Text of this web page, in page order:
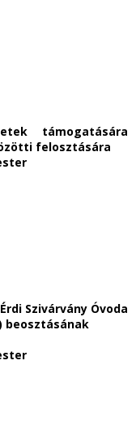
támogatására
felosztására
Szivárvány Óvoda
beosztásának